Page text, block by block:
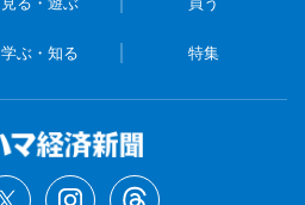
学ぶ・知る 特集